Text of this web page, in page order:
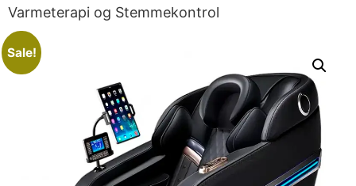
Varmeterapi og Stemmekontrol
Sale!